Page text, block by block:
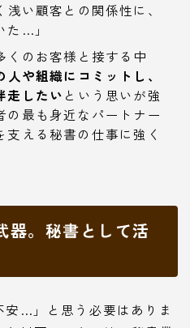
浅い顧客との関係性に、
た…」
くのお客様と接する中
人や組織にコミットし、
走したい という思いが強
の最も身近なパートナー
支える秘書の仕事に強く
器。秘書として活
安…」と思う必要はありま